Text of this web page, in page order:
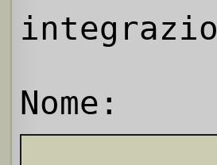
Nome: